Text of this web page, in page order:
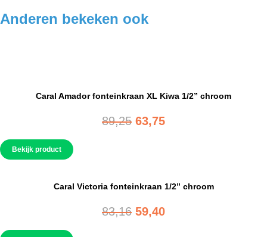
Anderen bekeken ook
Caral Amador fonteinkraan XL Kiwa 1/2” chroom
89,25 Oorspronkelijke
63,75Huidige
Bekijk product
Caral Victoria fonteinkraan 1/2” chroom
83,16 Oorspronkelijke
59,40Huidige